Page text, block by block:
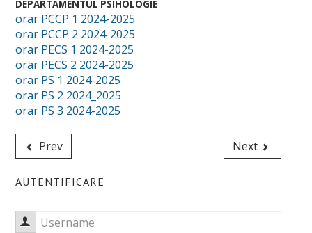
DEPARTAMENTUL PSIHOLOGIE
orar PCCP 1 2024-2025
orar PCCP 2 2024-2025
orar PECS 1 2024-2025
orar PECS 2 2024-2025
orar PS 1 2024-2025
orar PS 2 2024_2025
orar PS 3 2024-2025
Prev Next
AUTENTIFICARE
Username